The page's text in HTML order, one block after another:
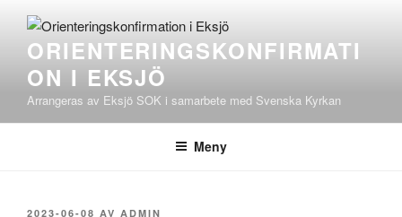
innehållORIENTERINGSKONFIRMATI
ON I EKSJÖ
Arrangeras av Eksjö SOK i samarbete med Svenska Kyrkan
Meny
PUBLICERAT
2023-06-08 AV ADMIN